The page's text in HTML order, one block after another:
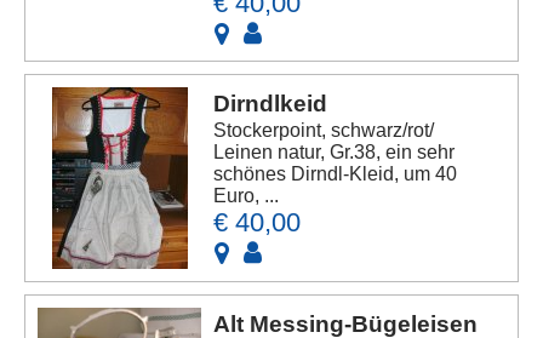
Dirndlkeid
Stockerpoint, schwarz/rot/
Leinen natur, Gr.38, ein sehr
schönes Dirndl-Kleid, um 40
Euro, ...
€ 40,00
Alt Messing-Bügeleisen